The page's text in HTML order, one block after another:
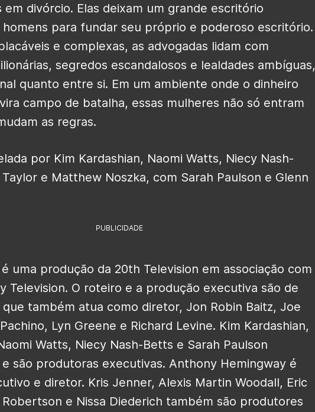
em divórcio. Elas deixam um grande escritório
para fundar seu próprio e poderoso escritório.
e complexas, as advogadas lidam com
segredos escandalosos e lealdades ambíguas,
quanto entre si. Em um ambiente onde o dinheiro
campo de batalha, essas mulheres não só entram
as regras.
por Kim Kardashian, Naomi Watts, Niecy Nash-
e Matthew Noszka, com Sarah Paulson e Glenn
PUBLICIDADE
é uma produção da 20th Television em associação com
Television. O roteiro e a produção executiva são de
que também atua como diretor, Jon Robin Baitz, Joe
Lyn Greene e Richard Levine. Kim Kardashian,
Watts, Niecy Nash-Betts e Sarah Paulson
são produtoras executivas. Anthony Hemingway é
e diretor. Kris Jenner, Alexis Martin Woodall, Eric
e Nissa Diederich também são produtores